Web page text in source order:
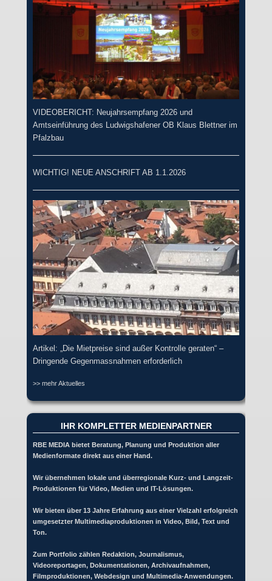
VIDEOBERICHT: Neujahrsempfang 2026 und
Amtseinführung des Ludwigshafener OB Klaus Blettner im
Pfalzbau
WICHTIG! NEUE ANSCHRIFT AB 1.1.2026
Artikel: „Die Mietpreise sind außer Kontrolle geraten“ –
Dringende Gegenmassnahmen erforderlich
>> mehr Aktuelles
IHR KOMPLETTER MEDIENPARTNER
RBE MEDIA bietet Beratung, Planung und Produktion aller
Medienformate direkt aus einer Hand.
Wir übernehmen lokale und überregionale Kurz- und Langzeit-
Produktionen für Video, Medien und IT-Lösungen.
Wir bieten über 13 Jahre Erfahrung aus einer Vielzahl erfolgreich
umgesetzter Multimediaproduktionen in Video, Bild, Text und
Ton.
Zum Portfolio zählen Redaktion, Journalismus,
Videoreportagen, Dokumentationen, Archivaufnahmen,
Filmproduktionen, Webdesign und Multimedia-Anwendungen.